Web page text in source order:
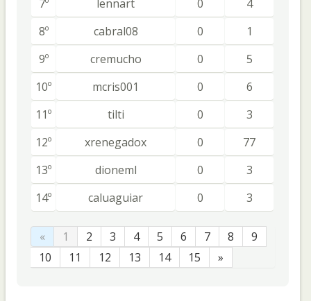
7º lennart 0
4
8º
cabral08 0
1
9º
cremucho 0
5
10º
mcris001 0
6
11º
tilti 0
3
12º
xrenegadox 0
77
13º
dioneml 0
3
14º
caluaguiar 0 3
« 1 2 3 4 5 6 7 8
9
10
11 12 13 14 15 »